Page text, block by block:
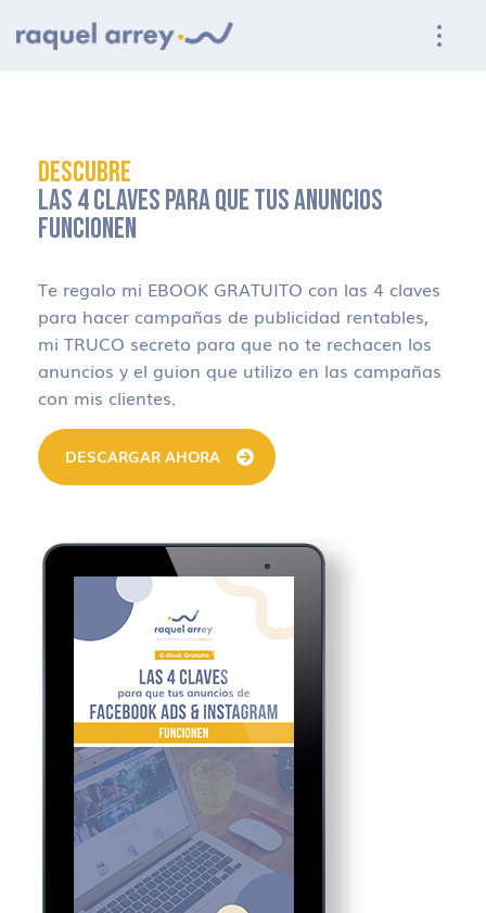
DESCUBRE
LAS 4 CLAVES PARA QUE TUS ANUNCIOS
FUNCIONEN
Te regalo mi EBOOK GRATUITO con las 4 claves
para hacer campañas de publicidad rentables,
mi TRUCO secreto para que no te rechacen los
anuncios y el guion que utilizo en las campañas
con mis clientes.
DESCARGAR AHORA